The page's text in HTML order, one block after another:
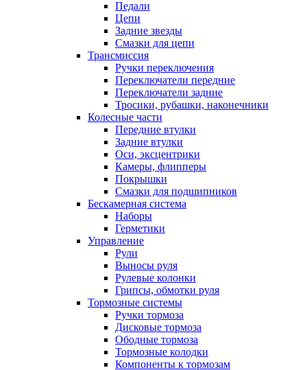
Педали
Цепи
Задние звезды
Смазки для цепи
Трансмиссия
Ручки переключения
Переключатели передние
Переключатели задние
Тросики, рубашки, наконечники
Колесные части
Передние втулки
Задние втулки
Оси, эксцентрики
Камеры, флипперы
Покрышки
Смазки для подшипников
Бескамерная система
Наборы
Герметики
Управление
Рули
Выносы руля
Рулевые колонки
Грипсы, обмотки руля
Тормозные системы
Ручки тормоза
Дисковые тормоза
Ободные тормоза
Тормозные колодки
Компоненты к тормозам